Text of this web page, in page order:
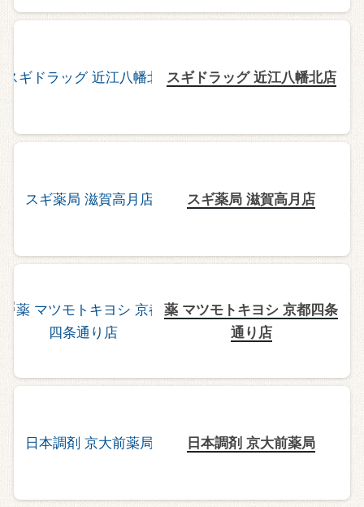
スギドラッグ 近江八幡北店
スギ薬局 滋賀高月店
薬 マツモトキヨシ 京都四条
通り店
日本調剤 京大前薬局